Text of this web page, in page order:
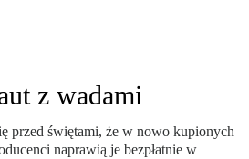
z wadami
przed świętami, że w nowo kupionych
naprawią je bezpłatnie w